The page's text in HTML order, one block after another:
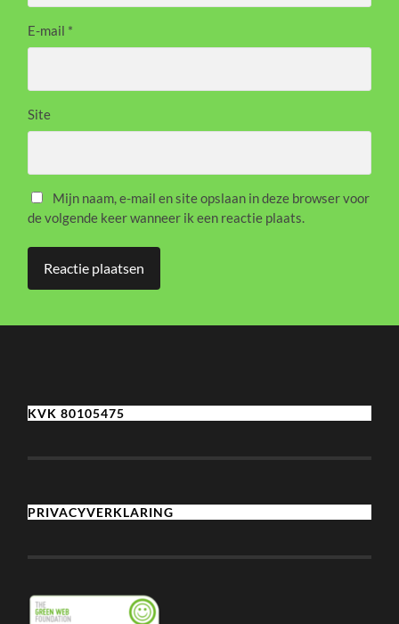
E-mail *
Site
Mijn naam, e-mail en site opslaan in deze browser voor
de volgende keer wanneer ik een reactie plaats.
KVK 80105475
PRIVACYVERKLARING